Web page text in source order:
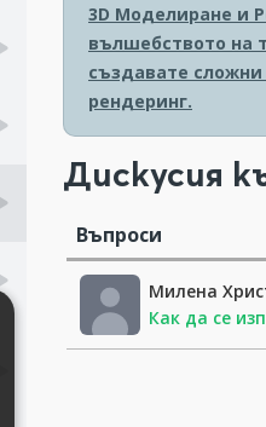
3D Моделиране и
вълшебството на
създавате
рендеринг.
Дискусия
Въпроси
Милена
Как да се